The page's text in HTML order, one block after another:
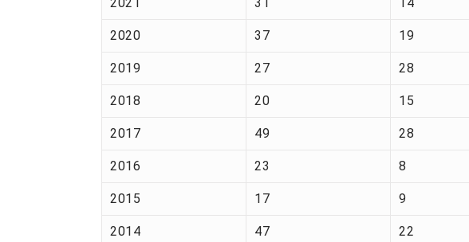
2020 37 19
2019 27 28
2018 20 15
2017 49 28
2016 23 8
2015 17 9
2014 47 22